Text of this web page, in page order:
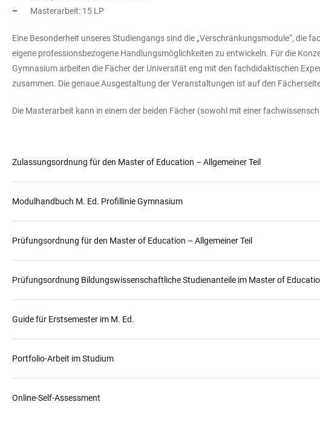
Masterarbeit: 15 LP
Eine Besonderheit unseres Studiengangs sind die „Verschränkungsmodule“,
eigene professionsbezogene Handlungsmöglichkeiten zu entwickeln. Für die
Gymnasium arbeiten die Fächer der Universität eng mit den fachdidaktischen
zusammen. Die genaue Ausgestaltung der Veranstaltungen ist auf den
Die Masterarbeit kann in einem der beiden Fächer (sowohl mit einer
Zulassungsordnung für den Master of Education – Allgemeiner Teil
Modulhandbuch M. Ed. Profillinie Gymnasium
Prüfungsordnung für den Master of Education – Allgemeiner Teil
Prüfungsordnung Bildungswissenschaftliche Studienanteile im Master of
Guide für Erstsemester im M. Ed.
Portfolio-Arbeit im Studium
Online-Self-Assessment